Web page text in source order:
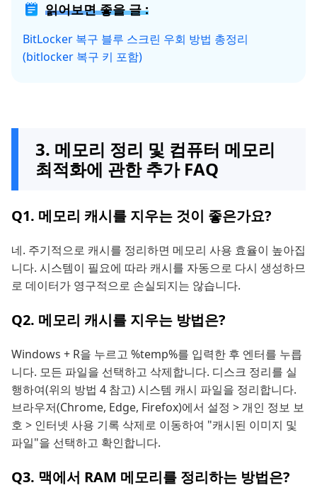
읽어보면 좋을 글 :
BitLocker 복구 블루 스크린 우회 방법 총정리
(bitlocker 복구 키 포함)
3. 메모리 정리 및 컴퓨터 메모리
최적화에 관한 추가 FAQ
Q1. 메모리 캐시를 지우는 것이 좋은가요?
네. 주기적으로 캐시를 정리하면 메모리 사용 효율이 높아집
니다. 시스템이 필요에 따라 캐시를 자동으로 다시 생성하므
로 데이터가 영구적으로 손실되지는 않습니다.
Q2. 메모리 캐시를 지우는 방법은?
Windows + R을 누르고 %temp%를 입력한 후 엔터를 누릅
니다. 모든 파일을 선택하고 삭제합니다. 디스크 정리를 실
행하여(위의 방법 4 참고) 시스템 캐시 파일을 정리합니다.
브라우저(Chrome, Edge, Firefox)에서 설정 > 개인 정보 보
호 > 인터넷 사용 기록 삭제로 이동하여 "캐시된 이미지 및
파일"을 선택하고 확인합니다.
Q3. 맥에서 RAM 메모리를 정리하는 방법은?